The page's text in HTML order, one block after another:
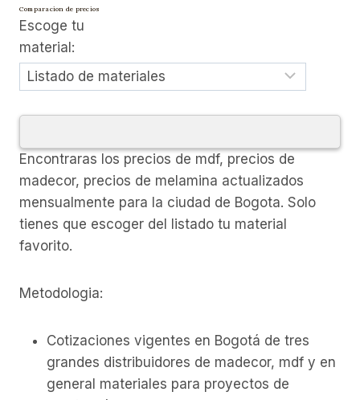
Comparacion de precios
Escoge tu
material:
Encontraras los precios de mdf, precios de
madecor, precios de melamina actualizados
mensualmente para la ciudad de Bogota. Solo
tienes que escoger del listado tu material
favorito.
Metodologia:
Cotizaciones vigentes en Bogotá de tres
grandes distribuidores de madecor, mdf y en
general materiales para proyectos de